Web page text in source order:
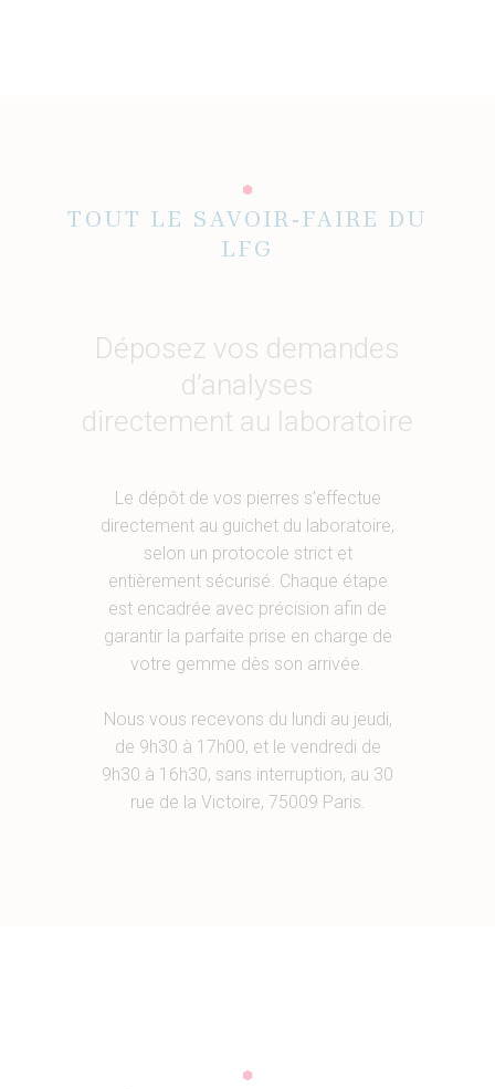
TOUT LE SAVOIR-FAIRE DU
LFG
Déposez vos demandes
d’analyses
directement au laboratoire
Le dépôt de vos pierres s’effectue
directement au guichet du laboratoire,
selon un protocole strict et
entièrement sécurisé. Chaque étape
est encadrée avec précision afin de
garantir la parfaite prise en charge de
votre gemme dès son arrivée.
Nous vous recevons du lundi au jeudi,
de 9h30 à 17h00, et le vendredi de
9h30 à 16h30, sans interruption, au 30
rue de la Victoire, 75009 Paris.